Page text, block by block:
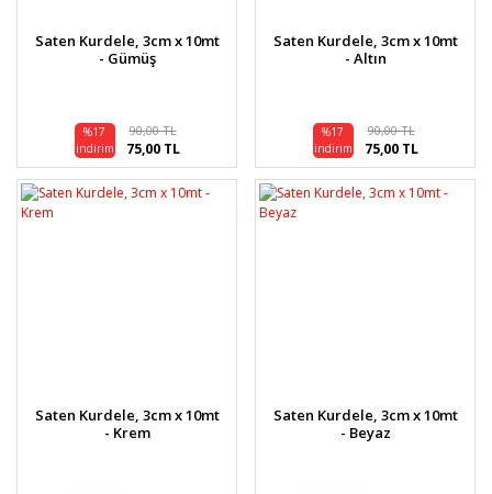
Saten Kurdele, 3cm x 10mt
- Gümüş
%17
indirim
90,00 TL
75,00 TL
Saten Kurdele, 3cm x 10mt
- Altın
%17
indirim
90,00 TL
75,00 TL
Saten Kurdele, 3cm x 10mt
- Krem
Saten Kurdele, 3cm x 10mt
- Beyaz